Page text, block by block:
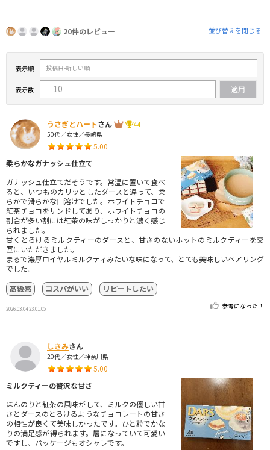
20件のレビュー 並び替えを閉じる
表示順
表示数
うさぎとハートさん
44
50代／女性／長崎県
5.00
柔らかなガナッシュ仕立て
ガナッシュ仕立てだそうです。常温に置いて食べ
ると、いつものカリッとしたダースと違って、柔
らかで滑らかな口溶けでした。ホワイトチョコで
紅茶チョコをサンドしてあり、ホワイトチョコの
割合が多い割には紅茶の味がしっかりと濃く感じ
られました。
甘くとろけるミルクティーのダースと、甘さのないホットのミルクティーを交
互にいただきました。
まるで濃厚ロイヤルミルクティみたいな味になって、とても美味しいペアリング
でした。
高級感
コスパがいい リピートしたい
2026.03.04 23:01:05 参考になった！
しきみさん
20代／女性／神奈川県
5.00
ミルクティーの贅沢な甘さ
ほんのりと紅茶の風味がして、ミルクの優しい甘
さとダースのとろけるようなチョコレートの甘さ
の相性が良くて美味しかったです。ひと粒でかな
りの満足感が得られます。層になっていて可愛い
ですし、パッケージもオシャレです。